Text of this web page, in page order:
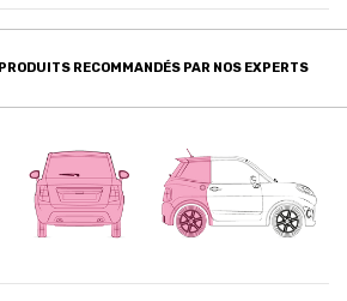
RECOMMANDÉS PAR NOS EXPERTS